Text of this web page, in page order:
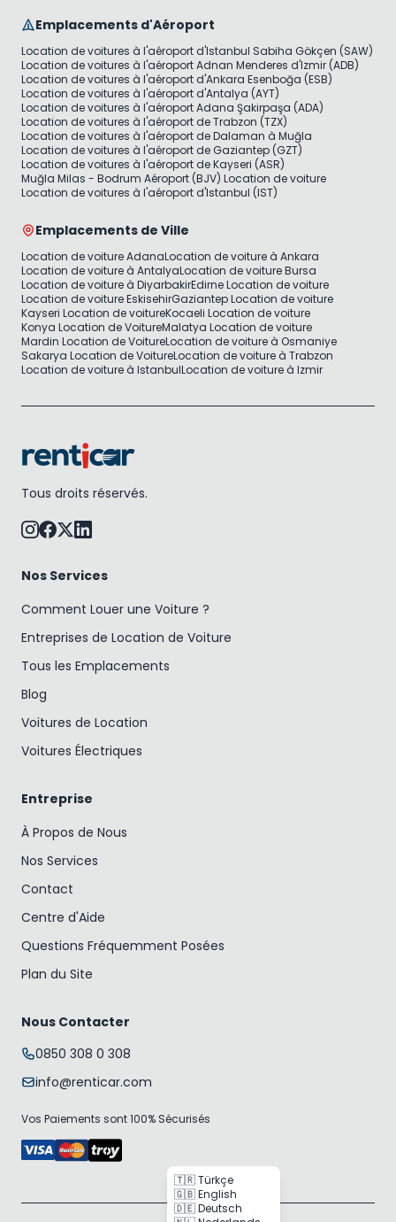
Emplacements d'Aéroport
Location de voitures à l'aéroport d'Istanbul Sabiha Gökçen (SAW)
Location de voitures à l'aéroport Adnan Menderes d'Izmir (ADB)
Location de voitures à l'aéroport d'Ankara Esenboğa (ESB)
Location de voitures à l'aéroport d'Antalya (AYT)
Location de voitures à l'aéroport Adana Şakirpaşa (ADA)
Location de voitures à l'aéroport de Trabzon (TZX)
Location de voitures à l'aéroport de Dalaman à Muğla
Location de voitures à l'aéroport de Gaziantep (GZT)
Location de voitures à l'aéroport de Kayseri (ASR)
Muğla Milas - Bodrum Aéroport (BJV) Location de voiture
Location de voitures à l'aéroport d'Istanbul (IST)
Emplacements de Ville
Location de voiture AdanaLocation de voiture à Ankara
Location de voiture à AntalyaLocation de voiture Bursa
Location de voiture à DiyarbakirEdirne Location de voiture
Location de voiture EskisehirGaziantep Location de voiture
Kayseri Location de voitureKocaeli Location de voiture
Konya Location de VoitureMalatya Location de voiture
Mardin Location de VoitureLocation de voiture à Osmaniye
Sakarya Location de VoitureLocation de voiture à Trabzon
Location de voiture à IstanbulLocation de voiture à Izmir
Tous droits réservés.
Nos Services
Comment Louer une Voiture ?
Entreprises de Location de Voiture
Tous les Emplacements
Blog
Voitures de Location
Voitures Électriques
Entreprise
À Propos de Nous
Nos Services
Contact
Centre d'Aide
Questions Fréquemment Posées
Plan du Site
Nous Contacter
0850 308 0 308
info@renticar.com
Vos Paiements sont 100% Sécurisés
🇹🇷 Türkçe
🇬🇧 English
🇩🇪 Deutsch